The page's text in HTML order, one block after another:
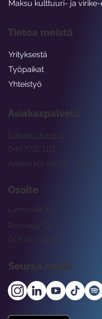
Asiakaspalvelu
tuki@rockway.fi
Arkisin klo 09:00 -15:00
045 7731 1111
Osoite
Rockway Oy
Lemuntie 3-5
00510 Helsinki
Seuraa meitä
Maksu kulttuuri- ja
Tietoa meistä
Yrityksestä
Työpaikat
Yhteistyö